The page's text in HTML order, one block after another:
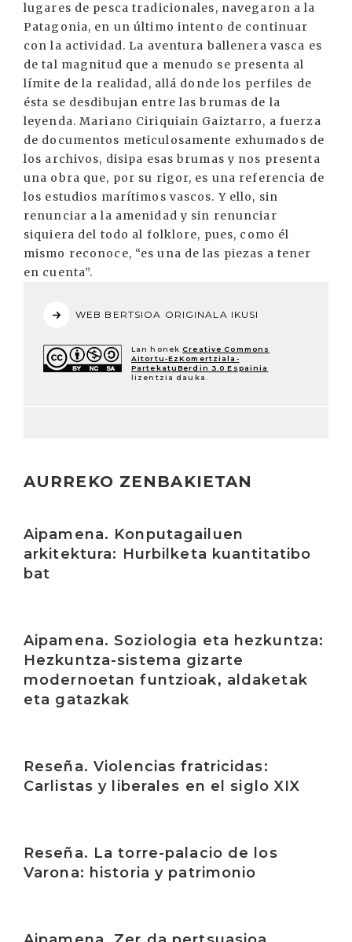
lugares de pesca tradicionales, navegaron a la
Patagonia, en un último intento de continuar
con la actividad. La aventura ballenera vasca es
de tal magnitud que a menudo se presenta al
límite de la realidad, allá donde los perfiles de
ésta se desdibujan entre las brumas de la
leyenda. Mariano Ciriquiain Gaiztarro, a fuerza
de documentos meticulosamente exhumados de
los archivos, disipa esas brumas y nos presenta
una obra que, por su rigor, es una referencia de
los estudios marítimos vascos. Y ello, sin
renunciar a la amenidad y sin renunciar
siquiera del todo al folklore, pues, como él
mismo reconoce, “es una de las piezas a tener
en cuenta”.
WEB BERTSIOA ORIGINALA IKUSI
Lan honek Creative Commons
Aitortu-EzKomertziala-
PartekatuBerdin 3.0 Espainia
lizentzia dauka.
AURREKO ZENBAKIETAN
Aipamena. Konputagailuen
arkitektura: Hurbilketa kuantitatibo
bat
Aipamena. Soziologia eta hezkuntza:
Hezkuntza-sistema gizarte
modernoetan funtzioak, aldaketak
eta gatazkak
Reseña. Violencias fratricidas:
Carlistas y liberales en el siglo XIX
Reseña. La torre-palacio de los
Varona: historia y patrimonio